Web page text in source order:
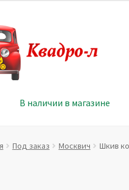
В наличии в магазине
Витрина Мой аккаунт
Под заказ Москвич Шкив